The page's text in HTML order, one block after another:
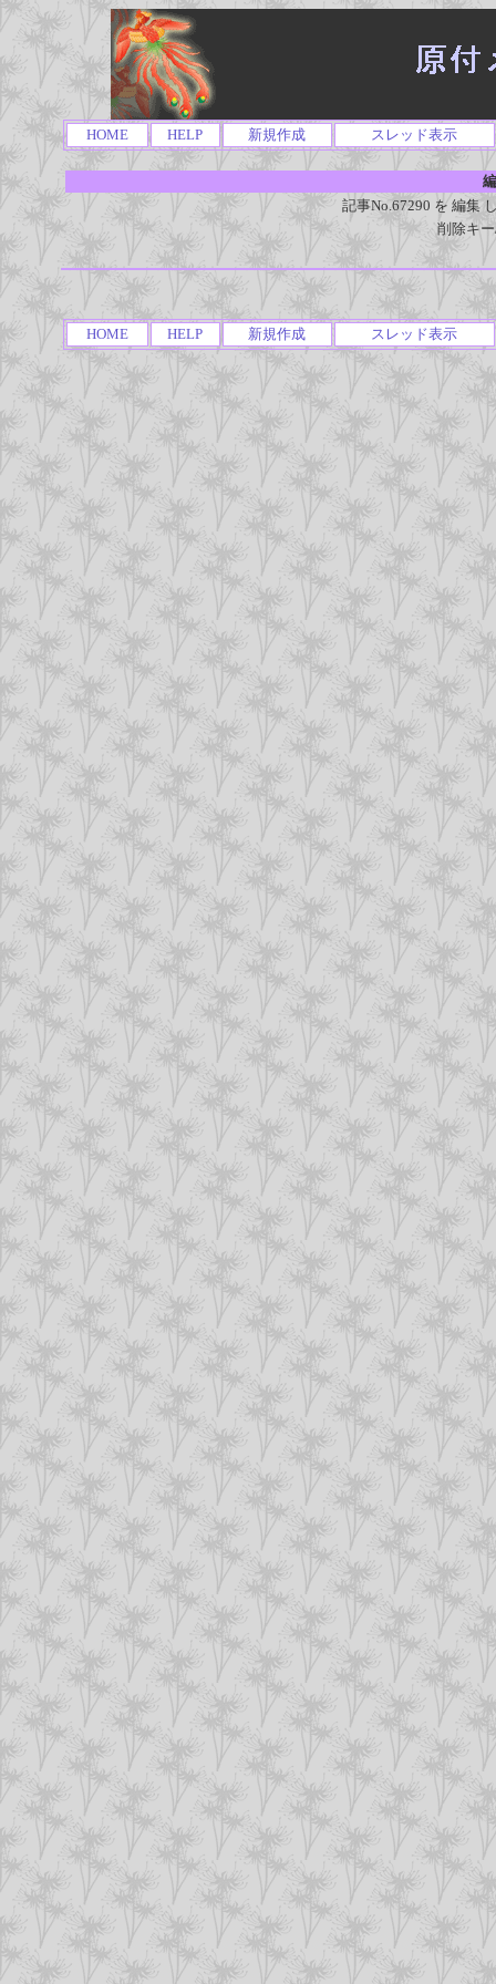
HOME HELP 新規作成 スレッド表示
記事No.67290 を 編集
削除キ
HOME HELP 新規作成 スレッド表示